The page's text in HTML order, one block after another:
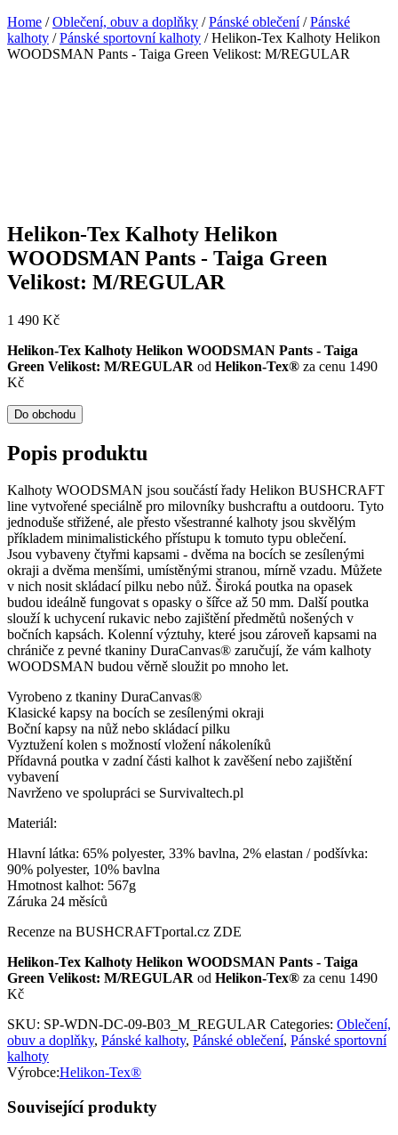
Home /Oblečení, obuv a doplňky /Pánské oblečení/Pánské
kalhoty /Pánské sportovní kalhoty / Helikon-Tex Kalhoty Helikon
WOODSMAN Pants - Taiga Green Velikost: M/REGULAR
Helikon-Tex Kalhoty Helikon
WOODSMAN Pants - Taiga Green
Velikost: M/REGULAR
1 490 Kč
Helikon-Tex Kalhoty Helikon WOODSMAN Pants - Taiga
Green Velikost: M/REGULAR od Helikon-Tex® za cenu 1490
Kč
Do obchodu
Popis produktu
Kalhoty WOODSMAN jsou součástí řady Helikon BUSHCRAFT
line vytvořené speciálně pro milovníky bushcraftu a outdooru. Tyto
jednoduše střižené, ale přesto všestranné kalhoty jsou skvělým
příkladem minimalistického přístupu k tomuto typu oblečení.
Jsou vybaveny čtyřmi kapsami - dvěma na bocích se zesílenými
okraji a dvěma menšími, umístěnými stranou, mírně vzadu. Můžete
v nich nosit skládací pilku nebo nůž. Široká poutka na opasek
budou ideálně fungovat s opasky o šířce až 50 mm. Další poutka
slouží k uchycení rukavic nebo zajištění předmětů nošených v
bočních kapsách. Kolenní výztuhy, které jsou zároveň kapsami na
chrániče z pevné tkaniny DuraCanvas® zaručují, že vám kalhoty
WOODSMAN budou věrně sloužit po mnoho let.
Vyrobeno z tkaniny DuraCanvas®
Klasické kapsy na bocích se zesílenými okraji
Boční kapsy na nůž nebo skládací pilku
Vyztužení kolen s možností vložení nákoleníků
Přídavná poutka v zadní části kalhot k zavěšení nebo zajištění
vybavení
Navrženo ve spolupráci se Survivaltech.pl
Materiál:
Hlavní látka: 65% polyester, 33% bavlna, 2% elastan / podšívka:
90% polyester, 10% bavlna
Hmotnost kalhot: 567g
Záruka 24 měsíců
Recenze na BUSHCRAFTportal.cz ZDE
Helikon-Tex Kalhoty Helikon WOODSMAN Pants - Taiga
Green Velikost: M/REGULAR od Helikon-Tex® za cenu 1490
Kč
SKU: SP-WDN-DC-09-B03_M_REGULAR Categories: Oblečení,
obuv a doplňky, Pánské kalhoty, Pánské oblečení, Pánské sportovní
kalhoty
Výrobce:Helikon-Tex®
Související produkty